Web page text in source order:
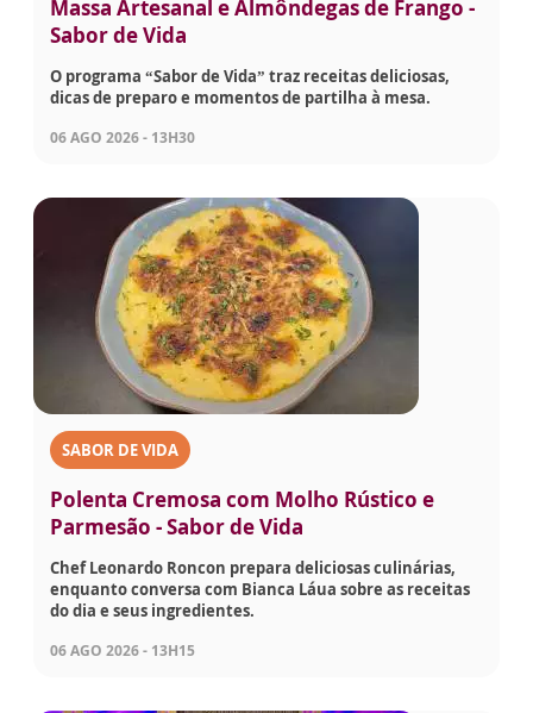
Massa Artesanal e Almôndegas de Frango -
Sabor de Vida
O programa “Sabor de Vida” traz receitas deliciosas,
dicas de preparo e momentos de partilha à mesa.
06 AGO 2026 - 13H30
SABOR DE VIDA
Polenta Cremosa com Molho Rústico e
Parmesão - Sabor de Vida
Chef Leonardo Roncon prepara deliciosas culinárias,
enquanto conversa com Bianca Láua sobre as receitas
do dia e seus ingredientes.
06 AGO 2026 - 13H15